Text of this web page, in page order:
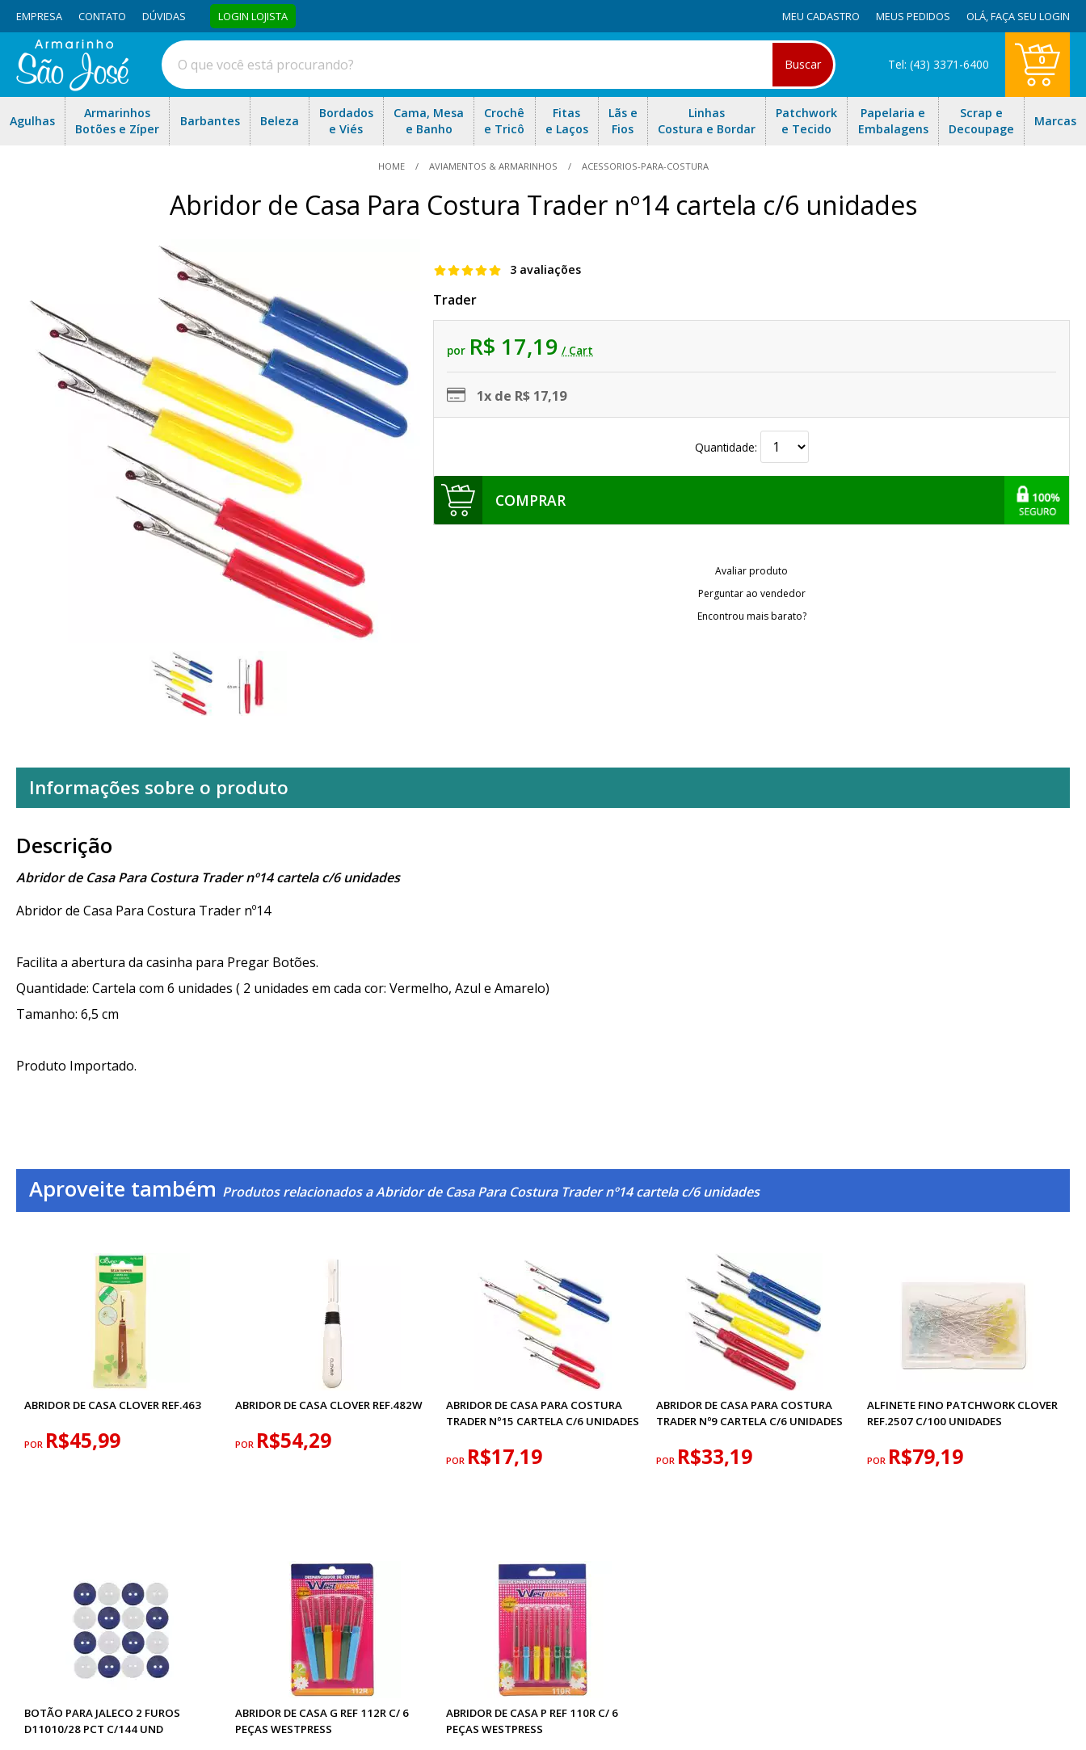
EMPRESA CONTATO DÚVIDAS LOGIN LOJISTA MEU CADASTRO MEUS PEDIDOS OLÁ,FAÇA SEU LOGIN
Buscar Tel: (43) 3371-6400 0
Agulhas
Armarinhos
Botões e Zíper
Barbantes Beleza
Bordados
e Viés
Cama, Mesa
e Banho
Crochê
e Tricô
Fitas
e Laços
Lãs e
Fios
Linhas
Costura e Bordar
Patchwork
e Tecido
Papelaria e
Embalagens
Scrap e
Decoupage
Marcas
HOME AVIAMENTOS & ARMARINHOS ACESSORIOS-PARA-COSTURA
Abridor de Casa Para Costura Trader nº14 cartela c/6 unidades
3 avaliações
Trader
por R$ 17,19 / Cart
1x de R$ 17,19
Quantidade:
COMPRAR
Avaliar produto
Perguntar ao vendedor
Encontrou mais barato?
Informações sobre o produto
Descrição
Abridor de Casa Para Costura Trader nº14 cartela c/6 unidades
Abridor de Casa Para Costura Trader nº14
Facilita a abertura da casinha para Pregar Botões.
Quantidade: Cartela com 6 unidades ( 2 unidades em cada cor: Vermelho, Azul e Amarelo)
Tamanho: 6,5 cm
Produto Importado.
Aproveite também Produtos relacionados a Abridor de Casa Para Costura Trader nº14 cartela c/6 unidades
ABRIDOR DE CASA CLOVER REF.463
POR R$45,99
ABRIDOR DE CASA CLOVER REF.482W
POR R$54,29
ABRIDOR DE CASA PARA COSTURA
TRADER Nº15 CARTELA C/6 UNIDADES
POR R$17,19
ABRIDOR DE CASA PARA COSTURA
TRADER Nº9 CARTELA C/6 UNIDADES
POR R$33,19
ALFINETE FINO PATCHWORK CLOVER
REF.2507 C/100 UNIDADES
POR R$79,19
BOTÃO PARA JALECO 2 FUROS
D11010/28 PCT C/144 UND
ABRIDOR DE CASA G REF 112R C/ 6
PEÇAS WESTPRESS
ABRIDOR DE CASA P REF 110R C/ 6
PEÇAS WESTPRESS